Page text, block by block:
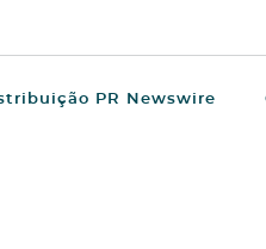
PR Newswire